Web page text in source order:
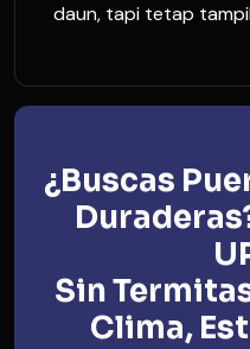
daun, tapi tetap
¿Buscas
Sin
Clima,